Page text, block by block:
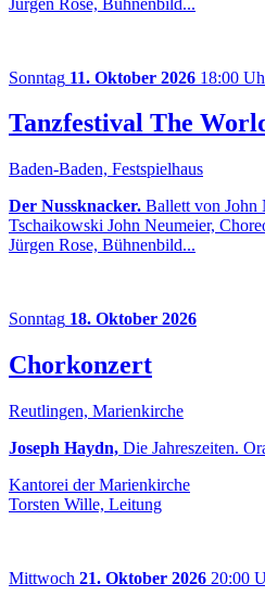
Sonntag 11. Oktober 2026 18:00
Tanzfestival The
Baden-Baden, Festspielhaus
Der Nussknacker. Ballett von John
Tschaikowski John Neumeier,
Jürgen Rose, Bühnenbild...
Sonntag 18. Oktober 2026
Chorkonzert
Reutlingen, Marienkirche
Joseph Haydn, Die Jahreszeiten.
Kantorei der Marienkirche
Torsten Wille, Leitung
Mittwoch 21. Oktober 2026 20:00